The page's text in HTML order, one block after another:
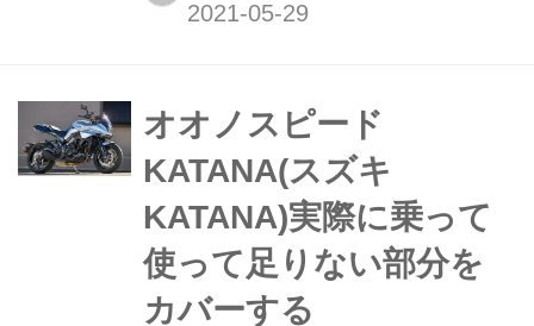
バイクライフを、より豊かに楽しむた
い、全国の腕利きショップや最新パー
ツ&アパレルの深堀り情報も満載!
handl-mag.com 好コンディ...
オオノスピード
KATANA(スズキ
KATANA)実際に乗って
使って足りない部分を
カバーする